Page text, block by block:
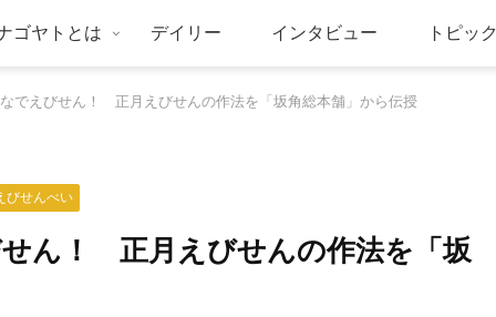
ゴヤトとは デイリー インタビュー トピック
でえびせん！ 正月えびせんの作法を「坂角総本舗」から伝授
びせんべい
ん！ 正月えびせんの作法を「坂